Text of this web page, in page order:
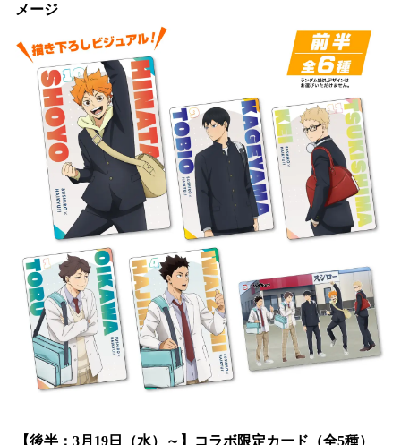
メージ
【後半：3月19日（水）～】コラボ限定カード（全5種）